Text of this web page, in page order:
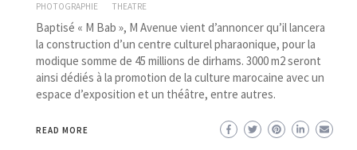
PHOTOGRAPHIE
THEATRE
Baptisé « M Bab », M Avenue vient d’annoncer qu’il lancera
la construction d’un centre culturel pharaonique, pour la
modique somme de 45 millions de dirhams. 3000 m2 seront
ainsi dédiés à la promotion de la culture marocaine avec un
espace d’exposition et un théâtre, entre autres.
READ MORE